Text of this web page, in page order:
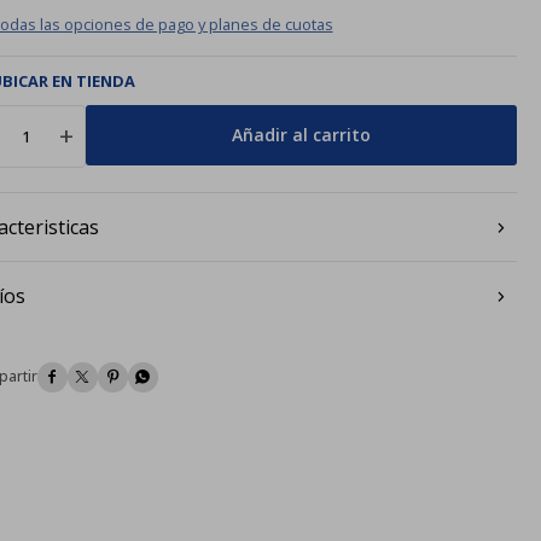
las opciones de pago y planes de cuotas
EN TIENDA
add Añadir al carrito
   